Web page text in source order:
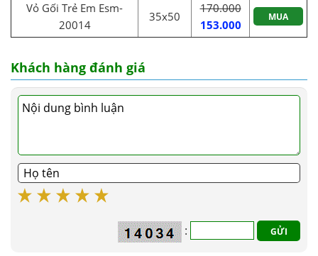
Vỏ Gối Trẻ Em Esm-
20014
35x50
170.000
153.000
MUA
Khách hàng đánh giá
: